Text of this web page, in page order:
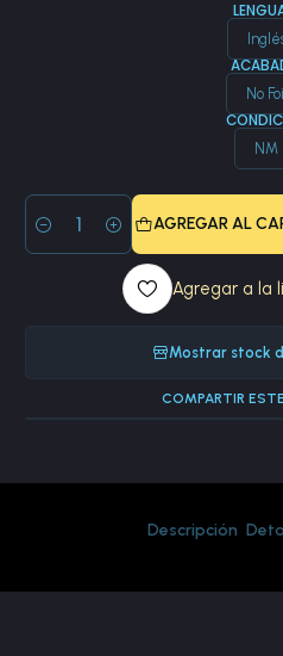
No
NM
Cantidad
AGREGAR AL
Agregar a la
Mostrar stock
COMPARTIR
Descripción